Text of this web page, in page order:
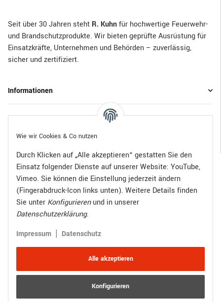
Alle akzeptieren
Konfigurieren
Wie wir Cookies & Co nutzen
Durch Klicken auf „Alle akzeptieren“ gestatten Sie den
Einsatz folgender Dienste auf unserer Website: YouTube,
Vimeo. Sie können die Einstellung jederzeit ändern
(Fingerabdruck-Icon links unten). Weitere Details finden
Sie unter Konfigurierenund in unserer
Datenschutzerklärung.
Impressum Datenschutz
Seit über 30 Jahren steht R. Kuhnfür hochwertige Feuerwehr-
und Brandschutzprodukte. Wir bieten geprüfte Ausrüstung für
Einsatzkräfte, Unternehmen und Behörden – zuverlässig,
sicher und zertifiziert.
Informationen
Gesetzliche Informationen
Bezahlen Sie bequem per:
Zugestellt durch:
Vertrag widerrufen